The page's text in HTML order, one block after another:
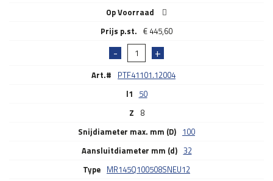
Op Voorraad
€ 445,60
Art.# PTF41101.12004
l1 50
Z 8
Snijdiameter max. mm (D) 100
Aansluitdiameter mm (d) 32
Type MR145Q100508SNEU12